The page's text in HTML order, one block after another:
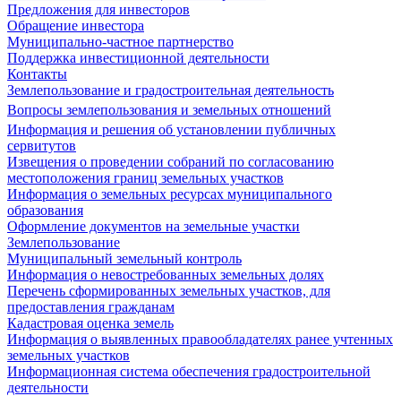
Предложения для инвесторов
Обращение инвестора
Муниципально-частное партнерство
Поддержка инвестиционной деятельности
Контакты
Землепользование и градостроительная деятельность
Вопросы землепользования и земельных отношений
Информация и решения об установлении публичных
сервитутов
Извещения о проведении собраний по согласованию
местоположения границ земельных участков
Информация о земельных ресурсах муниципального
образования
Оформление документов на земельные участки
Землепользование
Муниципальный земельный контроль
Информация о невостребованных земельных долях
Перечень сформированных земельных участков, для
предоставления гражданам
Кадастровая оценка земель
Информация о выявленных правообладателях ранее учтенных
земельных участков
Информационная система обеспечения градостроительной
деятельности